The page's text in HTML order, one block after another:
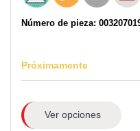
Número de pieza:
Próximamente
Ver opciones